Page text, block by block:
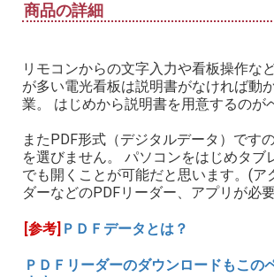
商品の詳細
リモコンからの文字入力や看板操作な
が多い電光看板は説明書がなければ動
業。 はじめから説明書を用意するのが
またPDF形式（デジタルデータ）です
を選びません。 パソコンをはじめタブ
でも開くことが可能だと思います。(ア
ダーなどのPDFリーダー、アプリが必
[参考] ＰＤＦデータとは？
ＰＤＦリーダーのダウンロードもこの